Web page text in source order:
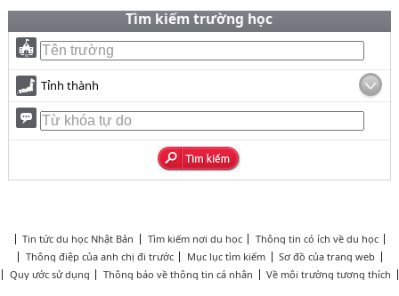
Tìm kiếm trường học
Tỉnh thành
Tin tức du học Nhật Bản Tìm kiếm nơi du học
Thông tin có ích về du học
Thông điệp của anh chị đi trước
Mục lục tìm kiếm
Sơ đồ của trang web
Quy ước sử dụng
Thông báo về thông tin cá nhân Về môi trường tương thích